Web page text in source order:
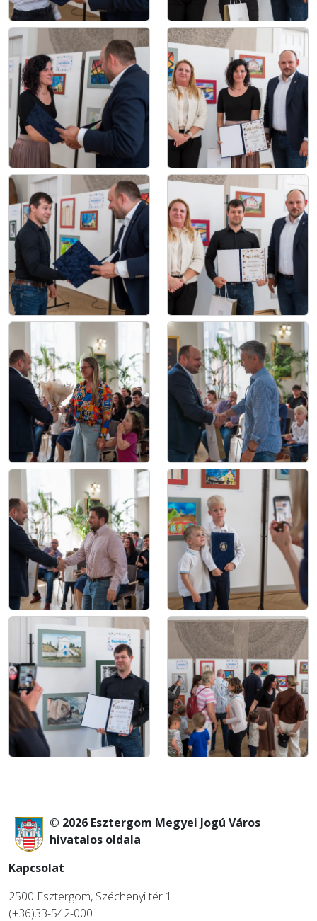
© 2026 Esztergom Megyei Jogú Város
hivatalos oldala
Kapcsolat
2500 Esztergom, Széchenyi tér 1.
(+36)33-542-000